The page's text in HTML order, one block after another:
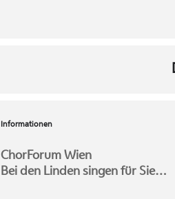
Informationen
ChorForum Wien
Bei den Linden singen für Sie…